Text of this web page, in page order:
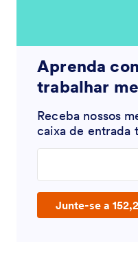
Aprenda
trabalhar
Receba nossos
caixa de entrada
Junte-se a